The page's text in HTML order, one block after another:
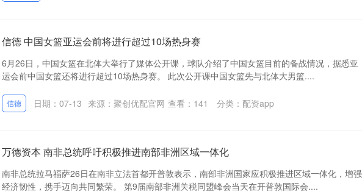
信德 中国女篮亚运会前将进行超过10场热身赛
6月26日，中国女篮在北体大举行了媒体公开课，球队介绍了中国女篮目前的备战情况，据悉亚
运会前中国女篮还将进行超过10场热身赛。 此次公开课中国女篮先与北体大男篮....
信德 日期：07-13 来源：聚创优配官网 查看： 141 分类： 配资app
万德资本 南非总统呼吁积极推进南部非洲区域一体化
南非总统拉马福萨26日在南非立法首都开普敦表示，南部非洲国家应积极推进区域一体化，增强
经济韧性，携手迈向共同繁荣。 第9届南部非洲关税同盟峰会当天在开普敦国际会....